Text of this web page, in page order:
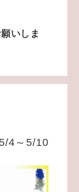
いしま
4～5/10